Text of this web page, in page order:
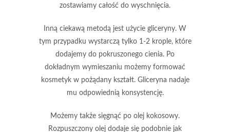
zostawiamy całość do wyschnięcia.
Inną ciekawą metodą jest użycie gliceryny. W
tym przypadku wystarczą tylko 1-2 krople, które
dodajemy do pokruszonego cienia. Po
dokładnym wymieszaniu możemy formować
kosmetyk w pożądany kształt. Gliceryna nadaje
mu odpowiednią konsystencję.
Możemy także sięgnąć po olej kokosowy.
Rozpuszczony olej dodaje się podobnie jak